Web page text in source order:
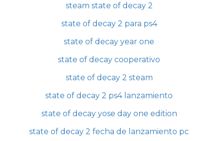
steam state of decay 2
state of decay 2 para ps4
state of decay year one
state of decay cooperativo
state of decay 2 steam
state of decay 2 ps4 lanzamiento
state of decay yose day one edition
state of decay 2 fecha de lanzamiento pc